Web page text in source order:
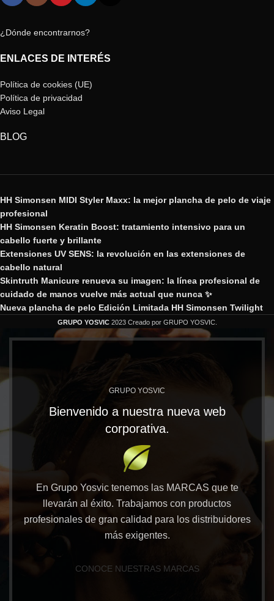
¿Dónde encontrarnos?
ENLACES DE INTERÉS
Política de cookies (UE)
Política de privacidad
Aviso Legal
BLOG
HH Simonsen MIDI Styler Maxx: la mejor plancha de pelo de viaje
profesional
HH Simonsen Keratin Boost: tratamiento intensivo para un
cabello fuerte y brillante
Extensiones UV SENS: la revolución en las extensiones de
cabello natural
Skintruth Manicure renueva su imagen: la línea profesional de
cuidado de manos vuelve más actual que nunca ✨
Nueva plancha de pelo Edición Limitada HH Simonsen Twilight
GRUPO YOSVIC 2023 Creado por GRUPO YOSVIC.
GRUPO YOSVIC
Bienvenido a nuestra nueva web
corporativa.
En Grupo Yosvic tenemos las MARCAS que te
llevarán al éxito. Trabajamos con productos
profesionales de gran calidad para los distribuidores
más exigentes.
CONOCE NUESTRAS MARCAS